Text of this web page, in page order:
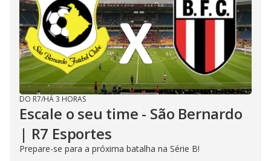
DO R7/HÁ 3 HORAS
Escale o seu time - São Bernardo
| R7 Esportes
Prepare-se para a próxima batalha na Série B!